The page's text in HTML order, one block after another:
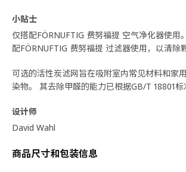
小贴士
仅搭配FÖRNUFTIG 费努福提 空气净化器使用
配FÖRNUFTIG 费努福提 过滤器使用，以清除
可选的活性炭滤网旨在吸附室内常见材料和家
染物。 其去除甲醛的能力已根据GB/T 18801标
设计师
David Wahl
商品尺寸和包装信息